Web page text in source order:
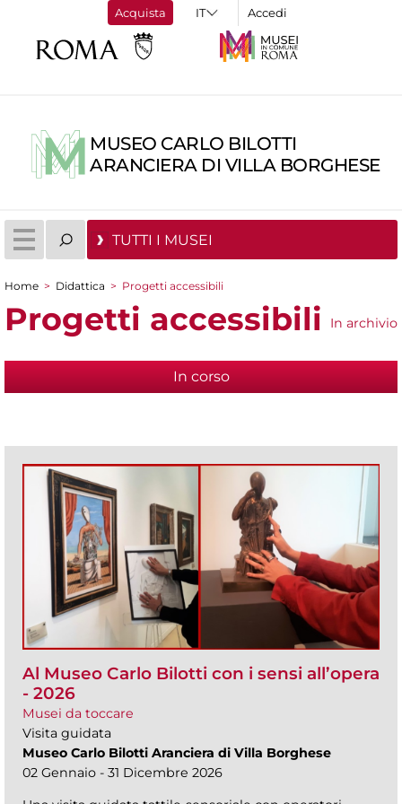
Acquista Accedi
MUSEO CARLO BILOTTI
ARANCIERA DI VILLA BORGHESE
TUTTI I MUSEI
Tu sei qui
Home > Didattica > Progetti accessibili
Progetti accessibili In archivio
In corso(scheda attiva)
Al Museo Carlo Bilotti con i sensi all’opera
- 2026
Musei da toccare
Visita guidata
Museo Carlo Bilotti Aranciera di Villa Borghese
02 Gennaio - 31 Dicembre 2026